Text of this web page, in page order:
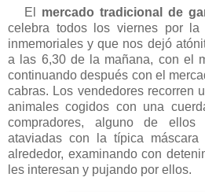
El mercado tradicional de
celebra todos los viernes por la
inmemoriales y que nos dejó
a las 6,30 de la mañana, con el
continuando después con el
cabras. Los vendedores recorren
animales cogidos con una
compradores, alguno de ellos
ataviadas con la típica
alrededor, examinando con
les interesan y pujando por ellos.